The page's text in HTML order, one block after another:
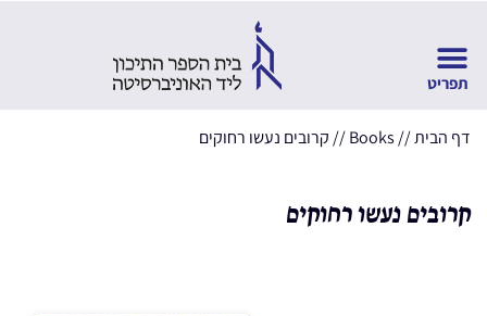
דף הבית//
Books
// קרובים נעשו רחוקים
קרובים נעשו רחוקים